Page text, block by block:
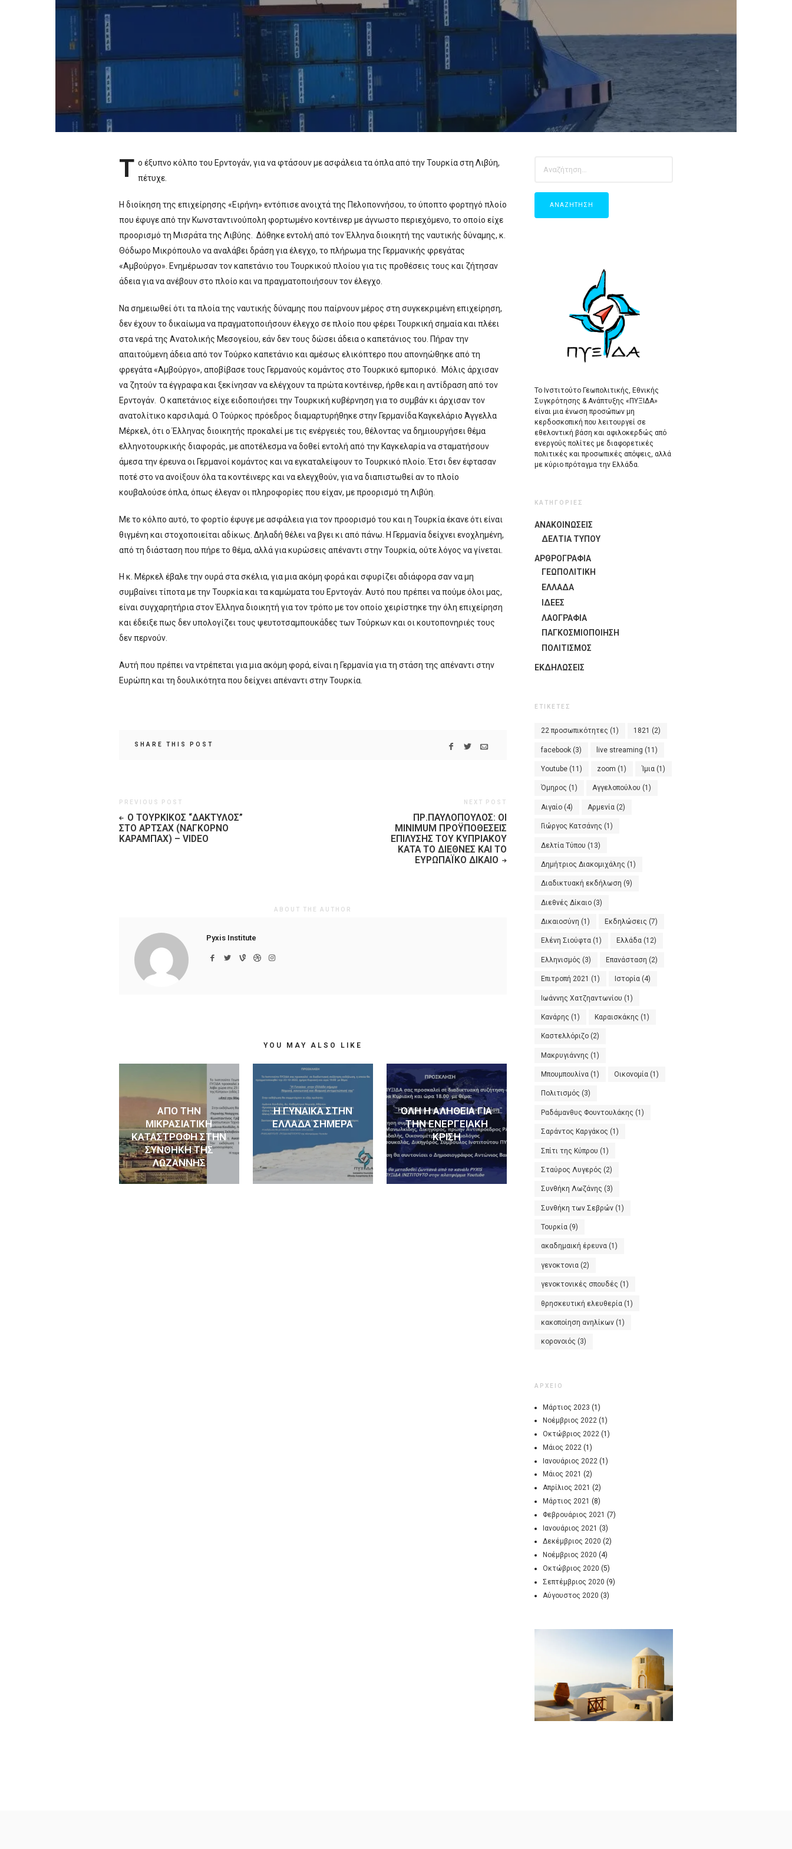
Τ ο έξυπνο κόλπο του Ερντογάν, για να φτάσουν με ασφάλεια τα όπλα από την Τουρκία στη Λιβύη,
πέτυχε.
Η διοίκηση της επιχείρησης «Ειρήνη» εντόπισε ανοιχτά της Πελοποννήσου, το ύποπτο φορτηγό πλοίο
που έφυγε από την Κωνσταντινούπολη φορτωμένο κοντέινερ με άγνωστο περιεχόμενο, το οποίο είχε
προορισμό τη Μισράτα της Λιβύης. Δόθηκε εντολή από τον Έλληνα διοικητή της ναυτικής δύναμης, κ.
Θόδωρο Μικρόπουλο να αναλάβει δράση για έλεγχο, το πλήρωμα της Γερμανικής φρεγάτας
«Αμβούργο». Ενημέρωσαν τον καπετάνιο του Τουρκικού πλοίου για τις προθέσεις τους και ζήτησαν
άδεια για να ανέβουν στο πλοίο και να πραγματοποιήσουν τον έλεγχο.
Να σημειωθεί ότι τα πλοία της ναυτικής δύναμης που παίρνουν μέρος στη συγκεκριμένη επιχείρηση,
δεν έχουν το δικαίωμα να πραγματοποιήσουν έλεγχο σε πλοίο που φέρει Τουρκική σημαία και πλέει
στα νερά της Ανατολικής Μεσογείου, εάν δεν τους δώσει άδεια ο καπετάνιος του. Πήραν την
απαιτούμενη άδεια από τον Τούρκο καπετάνιο και αμέσως ελικόπτερο που απονηώθηκε από τη
φρεγάτα «Αμβούργο», αποβίβασε τους Γερμανούς κομάντος στο Τουρκικό εμπορικό. Μόλις άρχισαν
να ζητούν τα έγγραφα και ξεκίνησαν να ελέγχουν τα πρώτα κοντέινερ, ήρθε και η αντίδραση από τον
Ερντογάν. Ο καπετάνιος είχε ειδοποιήσει την Τουρκική κυβέρνηση για το συμβάν κι άρχισαν τον
ανατολίτικο καρσιλαμά. Ο Τούρκος πρόεδρος διαμαρτυρήθηκε στην Γερμανίδα Καγκελάριο Άγγελλα
Μέρκελ, ότι ο Έλληνας διοικητής προκαλεί με τις ενέργειές του, θέλοντας να δημιουργήσει θέμα
ελληνοτουρκικής διαφοράς, με αποτέλεσμα να δοθεί εντολή από την Καγκελαρία να σταματήσουν
άμεσα την έρευνα οι Γερμανοί κομάντος και να εγκαταλείψουν το Τουρκικό πλοίο. Έτσι δεν έφτασαν
ποτέ στο να ανοίξουν όλα τα κοντέινερς και να ελεγχθούν, για να διαπιστωθεί αν το πλοίο
κουβαλούσε όπλα, όπως έλεγαν οι πληροφορίες που είχαν, με προορισμό τη Λιβύη.
Με το κόλπο αυτό, το φορτίο έφυγε με ασφάλεια για τον προορισμό του και η Τουρκία έκανε ότι είναι
θιγμένη και στοχοποιείται αδίκως. Δηλαδή θέλει να βγει κι από πάνω. Η Γερμανία δείχνει ενοχλημένη,
από τη διάσταση που πήρε το θέμα, αλλά για κυρώσεις απέναντι στην Τουρκία, ούτε λόγος να γίνεται.
Η κ. Μέρκελ έβαλε την ουρά στα σκέλια, για μια ακόμη φορά και σφυρίζει αδιάφορα σαν να μη
συμβαίνει τίποτα με την Τουρκία και τα καμώματα του Ερντογάν. Αυτό που πρέπει να πούμε όλοι μας,
είναι συγχαρητήρια στον Έλληνα διοικητή για τον τρόπο με τον οποίο χειρίστηκε την όλη επιχείρηση
και έδειξε πως δεν υπολογίζει τους ψευτοτσαμπουκάδες των Τούρκων και οι κουτοπονηριές τους
δεν περνούν.
Αυτή που πρέπει να ντρέπεται για μια ακόμη φορά, είναι η Γερμανία για τη στάση της απέναντι στην
Ευρώπη και τη δουλικότητα που δείχνει απέναντι στην Τουρκία.
SHARE THIS POST
PREVIOUS POST
Ο ΤΟΥΡΚΙΚΌΣ “ΔΆΚΤΥΛΟΣ”
ΣΤΟ ΑΡΤΣΆΧ (ΝΑΓΚΌΡΝΟ
ΚΑΡΑΜΠΆΧ) – VIDEO
NEXT POST
ΠΡ.ΠΑΥΛΌΠΟΥΛΟΣ: ΟΙ
MINIMUM ΠΡΟΫΠΟΘΈΣΕΙΣ
ΕΠΊΛΥΣΗΣ ΤΟΥ ΚΥΠΡΙΑΚΟΎ
ΚΑΤΆ ΤΟ ΔΙΕΘΝΈΣ ΚΑΙ ΤΟ
ΕΥΡΩΠΑΪΚΌ ΔΊΚΑΙΟ
ABOUT THE AUTHOR
Pyxis Institute
YOU MAY ALSO LIKE
ΑΠΌ ΤΗΝ
ΜΙΚΡΑΣΙΑΤΙΚΉ
ΚΑΤΑΣΤΡΟΦΉ ΣΤΗΝ
ΣΥΝΘΉΚΗ ΤΗΣ
ΛΩΖΆΝΝΗΣ
Η ΓΥΝΑΙΚΑ ΣΤΗΝ
ΕΛΛΑΔΑ ΣΗΜΕΡΑ
ΌΛΗ Η ΑΛΉΘΕΙΑ ΓΙΑ
ΤΗΝ ΕΝΕΡΓΕΙΑΚΉ
ΚΡΊΣΗ
ΓΙΑ:
Το Ινστιτούτο Γεωπολιτικής, Εθνικής
Συγκρότησης & Ανάπτυξης «ΠΥΞΙΔΑ»
είναι μια ένωση προσώπων μη
κερδοσκοπική που λειτουργεί σε
εθελοντική βάση και αφιλοκερδώς από
ενεργούς πολίτες με διαφορετικές
πολιτικές και προσωπικές απόψεις, αλλά
με κύριο πρόταγμα την Ελλάδα.
ΚΑΤΗΓΟΡΙΕΣ
ΑΝΑΚΟΙΝΩΣΕΙΣ
ΔΕΛΤΙΑ ΤΥΠΟΥ
ΑΡΘΡΟΓΡΑΦΙΑ
ΓΕΩΠΟΛΙΤΙΚΗ
ΕΛΛΑΔΑ
ΙΔΈΕΣ
ΛΑΟΓΡΑΦΊΑ
ΠΑΓΚΟΣΜΙΟΠΟΊΗΣΗ
ΠΟΛΙΤΙΣΜΟΣ
ΕΚΔΗΛΏΣΕΙΣ
ΕΤΙΚΈΤΕΣ
22 προσωπικότητες (1) 1821 (2)
facebook(3) live streaming (11)
Youtube(11) zoom (1) Ίμια(1)
Όμηρος (1) Αγγελοπούλου (1)
Αιγαίο(4) Αρμενία (2)
Γιώργος Κατσάνης (1)
Δελτία Τύπου (13)
Δημήτριος Διακομιχάλης (1)
Διαδικτυακή εκδήλωση (9)
Διεθνές Δίκαιο(3)
Δικαιοσύνη (1) Εκδηλώσεις (7)
Ελένη Σιούφτα(1) Ελλάδα (12)
Ελληνισμός (3) Επανάσταση (2)
Επιτροπή 2021 (1) Ιστορία (4)
Ιωάννης Χατζηαντωνίου (1)
Κανάρης (1) Καραισκάκης (1)
Καστελλόριζο(2)
Μακρυγιάννης (1)
Μπουμπουλίνα(1) Οικονομία (1)
Πολιτισμός (3)
Ραδάμανθυς Φουντουλάκης (1)
Σαράντος Καργάκος (1)
Σπίτι της Κύπρου (1)
Σταύρος Λυγερός (2)
Συνθήκη Λωζάνης (3)
Συνθήκη των Σεβρών(1)
Τουρκία(9)
ακαδημαική έρευνα(1)
γενοκτονια(2)
γενοκτονικές σπουδές (1)
θρησκευτική ελευθερία (1)
κακοποίηση ανηλίκων(1)
κορονοιός (3)
ΑΡΧΕΙΟ
Μάρτιος 2023 (1)
Νοέμβριος 2022 (1)
Οκτώβριος 2022 (1)
Μάιος 2022 (1)
Ιανουάριος 2022 (1)
Μάιος 2021 (2)
Απρίλιος 2021 (2)
Μάρτιος 2021 (8)
Φεβρουάριος 2021 (7)
Ιανουάριος 2021 (3)
Δεκέμβριος 2020 (2)
Νοέμβριος 2020 (4)
Οκτώβριος 2020 (5)
Σεπτέμβριος 2020 (9)
Αύγουστος 2020 (3)